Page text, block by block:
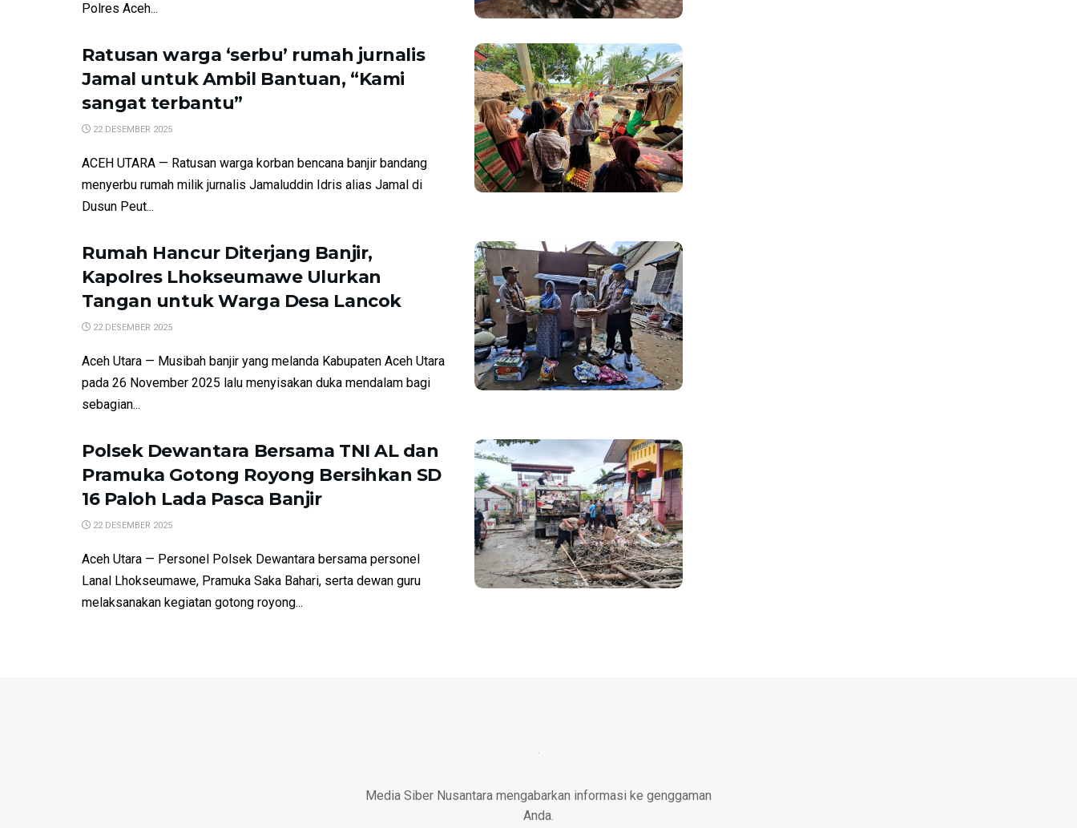
Polres Aceh...
Ratusan warga ‘serbu’ rumah jurnalis
Jamal untuk Ambil Bantuan, “Kami
sangat terbantu”
22 DESEMBER 2025
ACEH UTARA — Ratusan warga korban bencana banjir bandang
menyerbu rumah milik jurnalis Jamaluddin Idris alias Jamal di
Dusun Peut...
Rumah Hancur Diterjang Banjir,
Kapolres Lhokseumawe Ulurkan
Tangan untuk Warga Desa Lancok
22 DESEMBER 2025
Aceh Utara — Musibah banjir yang melanda Kabupaten Aceh Utara
pada 26 November 2025 lalu menyisakan duka mendalam bagi
sebagian...
Polsek Dewantara Bersama TNI AL dan
Pramuka Gotong Royong Bersihkan SD
16 Paloh Lada Pasca Banjir
22 DESEMBER 2025
Aceh Utara — Personel Polsek Dewantara bersama personel
Lanal Lhokseumawe, Pramuka Saka Bahari, serta dewan guru
melaksanakan kegiatan gotong royong...
Media Siber Nusantara mengabarkan informasi ke genggaman
Anda.